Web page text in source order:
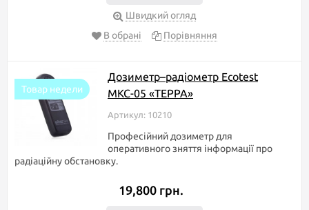
Швидкий огляд
В обрані
Порівняння
Товар недели
Дозиметр–радіометр Ecotest
МКС-05 «ТЕРРА»
Артикул: 10210
Професійний дозиметр для
оперативного зняття інформації про
радіаційну обстановку.
19,800 грн.